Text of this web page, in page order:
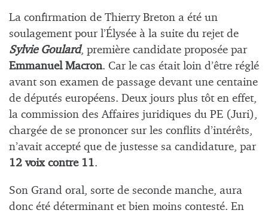
La confirmation de Thierry Breton a été un
soulagement pour l’Élysée à la suite du rejet de
Sylvie Goulard, première candidate proposée par
Emmanuel Macron. Car le cas était loin d’être réglé
avant son examen de passage devant une centaine
de députés européens. Deux jours plus tôt en effet,
la commission des Affaires juridiques du PE (Juri),
chargée de se prononcer sur les conflits d’intérêts,
n’avait accepté que de justesse sa candidature, par
12 voix contre 11.
Son Grand oral, sorte de seconde manche, aura
donc été déterminant et bien moins contesté. En